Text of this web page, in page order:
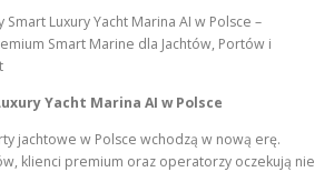
Luxury Yacht Marina AI w Polsce –
Smart Marine dla Jachtów, Portów i
Yacht Marina AI w Polsce
jachtowe w Polsce wchodzą w nową erę.
klienci premium oraz operatorzy oczekują nie